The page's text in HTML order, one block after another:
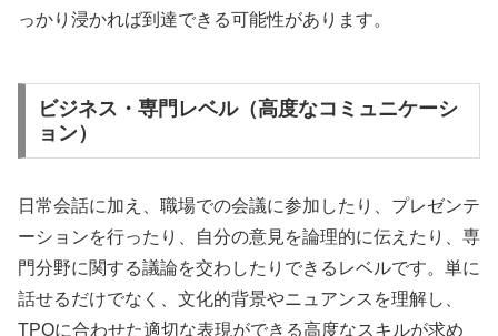
っかり浸かれば到達できる可能性があります。
ビジネス・専門レベル（高度なコミュニケーシ
ョン）
日常会話に加え、職場での会議に参加したり、プレゼンテ
ーションを行ったり、自分の意見を論理的に伝えたり、専
門分野に関する議論を交わしたりできるレベルです。単に
話せるだけでなく、文化的背景やニュアンスを理解し、
TPOに合わせた適切な表現ができる高度なスキルが求め